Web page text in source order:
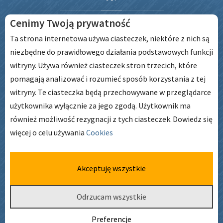
GODZINYPRACY
Deklaracja dostępności
Cenimy Twoją prywatność
Ta strona internetowa używa ciasteczek, niektóre z nich są
niezbędne do prawidłowego działania podstawowych funkcji
witryny. Używa również ciasteczek stron trzecich, które
pomagają analizować i rozumieć sposób korzystania z tej
witryny. Te ciasteczka będą przechowywane w przeglądarce
użytkownika wyłącznie za jego zgodą. Użytkownik ma
również możliwość rezygnacji z tych ciasteczek. Dowiedz się
więcej o celu używania Cookies
Akceptuję wszystkie
Odrzucam wszystkie
Preferencje